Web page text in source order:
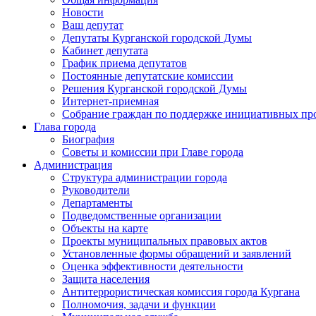
Новости
Ваш депутат
Депутаты Курганской городской Думы
Кабинет депутата
График приема депутатов
Постоянные депутатские комиссии
Решения Курганской городской Думы
Интернет-приемная
Собрание граждан по поддержке инициативных
Глава города
Биография
Советы и комиссии при Главе города
Администрация
Структура администрации города
Руководители
Департаменты
Подведомственные организации
Объекты на карте
Проекты муниципальных правовых актов
Установленные формы обращений и заявлений
Оценка эффективности деятельности
Защита населения
Антитеррористическая комиссия города Кургана
Полномочия, задачи и функции